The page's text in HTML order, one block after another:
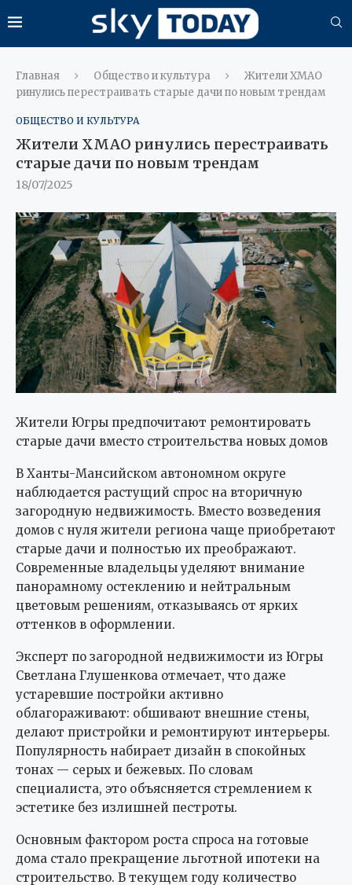
Главная Общество и культура
Жители ХМАО
ринулись перестраивать старые дачи по новым трендам
ОБЩЕСТВО И КУЛЬТУРА
Жители ХМАО ринулись перестраивать
старые дачи по новым трендам
18/07/2025
Жители Югры предпочитают ремонтировать
старые дачи вместо строительства новых домов
В Ханты-Мансийском автономном округе
наблюдается растущий спрос на вторичную
загородную недвижимость. Вместо возведения
домов с нуля жители региона чаще приобретают
старые дачи и полностью их преображают.
Современные владельцы уделяют внимание
панорамному остеклению и нейтральным
цветовым решениям, отказываясь от ярких
оттенков в оформлении.
Эксперт по загородной недвижимости из Югры
Светлана Глушенкова отмечает, что даже
устаревшие постройки активно
облагораживают: обшивают внешние стены,
делают пристройки и ремонтируют интерьеры.
Популярность набирает дизайн в спокойных
тонах — серых и бежевых. По словам
специалиста, это объясняется стремлением к
эстетике без излишней пестроты.
Основным фактором роста спроса на готовые
дома стало прекращение льготной ипотеки на
строительство. В текущем году количество